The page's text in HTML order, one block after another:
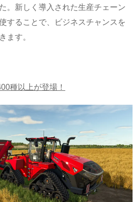
。新しく導入された生産チェーン
することで、ビジネスチャンスを
ます。
種以上が登場！